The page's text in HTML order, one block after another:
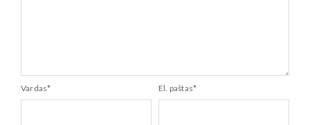
Vardas* El. paštas*